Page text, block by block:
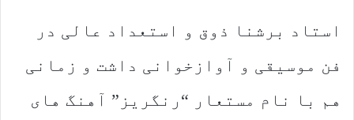
استاد برشنا ذوق و استعداد عالی در
فن موسیقی و آوازخوانی داشت و زمانی
هم با نام مستعار “رنگریز” آهنگ های